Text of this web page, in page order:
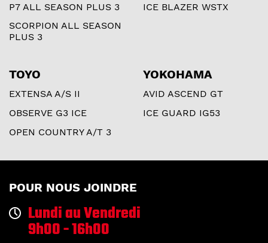
P7 ALL SEASON PLUS 3
SCORPION ALL SEASON
PLUS 3
ICE BLAZER WSTX
TOYO
EXTENSA A/S II
OBSERVE G3 ICE
OPEN COUNTRY A/T 3
YOKOHAMA
AVID ASCEND GT
ICE GUARD IG53
POUR NOUS JOINDRE
Lundi au Vendredi
9h00 - 16h00